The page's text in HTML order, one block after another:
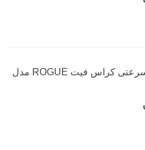
طناب سرعتی کراس فیت ROGUE مدل